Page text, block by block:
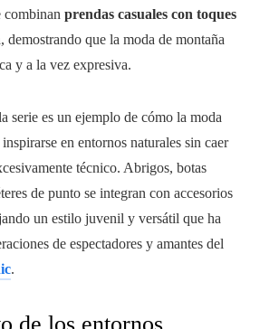
prendas casuales con toques
, demostrando que la moda de montaña
y a la vez expresiva.
serie es un ejemplo de cómo la moda
en entornos naturales sin caer
técnico. Abrigos, botas
de punto se integran con accesorios
un estilo juvenil y versátil que ha
de espectadores y amantes del
.